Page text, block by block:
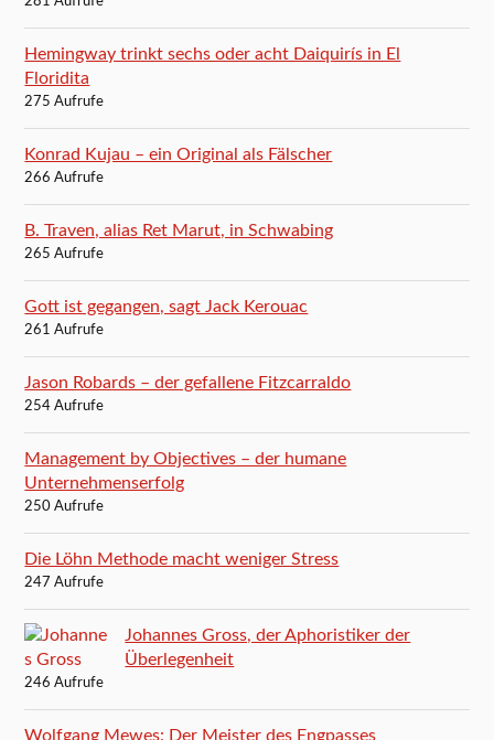
Hemingway trinkt sechs oder acht Daiquirís in El
Floridita
275 Aufrufe
Konrad Kujau – ein Original als Fälscher
266 Aufrufe
B. Traven, alias Ret Marut, in Schwabing
265 Aufrufe
Gott ist gegangen, sagt Jack Kerouac
261 Aufrufe
Jason Robards – der gefallene Fitzcarraldo
254 Aufrufe
Management by Objectives – der humane
Unternehmenserfolg
250 Aufrufe
Die Löhn Methode macht weniger Stress
247 Aufrufe
Johannes Gross, der Aphoristiker der
Überlegenheit
246 Aufrufe
Wolfgang Mewes: Der Meister des Engpasses